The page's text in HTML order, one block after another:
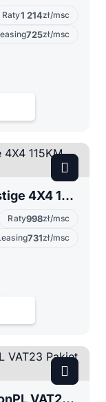
Raty1 214zł/msc
725zł/msc
Dacia Duster II 1.5 1.5dCi Prestige 4X4 115KM SalonPolska Grupa Adamowscy
Raty998zł/msc
731zł/msc
Kia Rio IV 1.0 100KM 1WŁ SalonPL VAT23 Pakiet Smart Grupa Adamowscy